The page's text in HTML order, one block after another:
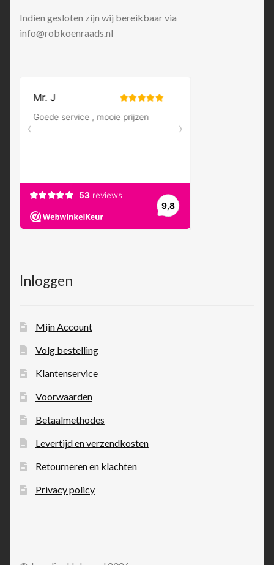
Indien gesloten zijn wij bereikbaar via
info@robkoenraads.nl
Inloggen
Mijn Account
Volg bestelling
Klantenservice
Voorwaarden
Betaalmethodes
Levertijd en verzendkosten
Retourneren en klachten
Privacy policy
© Juwelier Helmond 2026